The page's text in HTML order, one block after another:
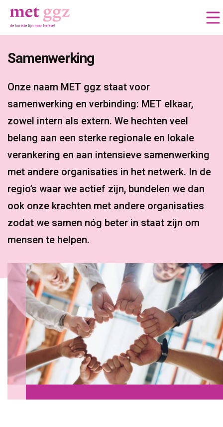
Samenwerking
Onze naam MET ggz staat voor
samenwerking en verbinding: MET elkaar,
zowel intern als extern. We hechten veel
belang aan een sterke regionale en lokale
verankering en aan intensieve samenwerking
met andere organisaties in het netwerk. In de
regio’s waar we actief zijn, bundelen we dan
ook onze krachten met andere organisaties
zodat we samen nóg beter in staat zijn om
mensen te helpen.